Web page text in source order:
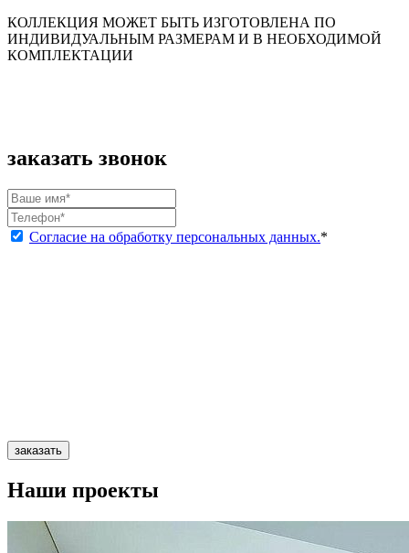
КОЛЛЕКЦИЯ МОЖЕТ БЫТЬ ИЗГОТОВЛЕНА ПО
ИНДИВИДУАЛЬНЫМ РАЗМЕРАМ И В НЕОБХОДИМОЙ
КОМПЛЕКТАЦИИ
заказать звонок
Согласие на обработку персональных данных.*
заказать
Наши проекты